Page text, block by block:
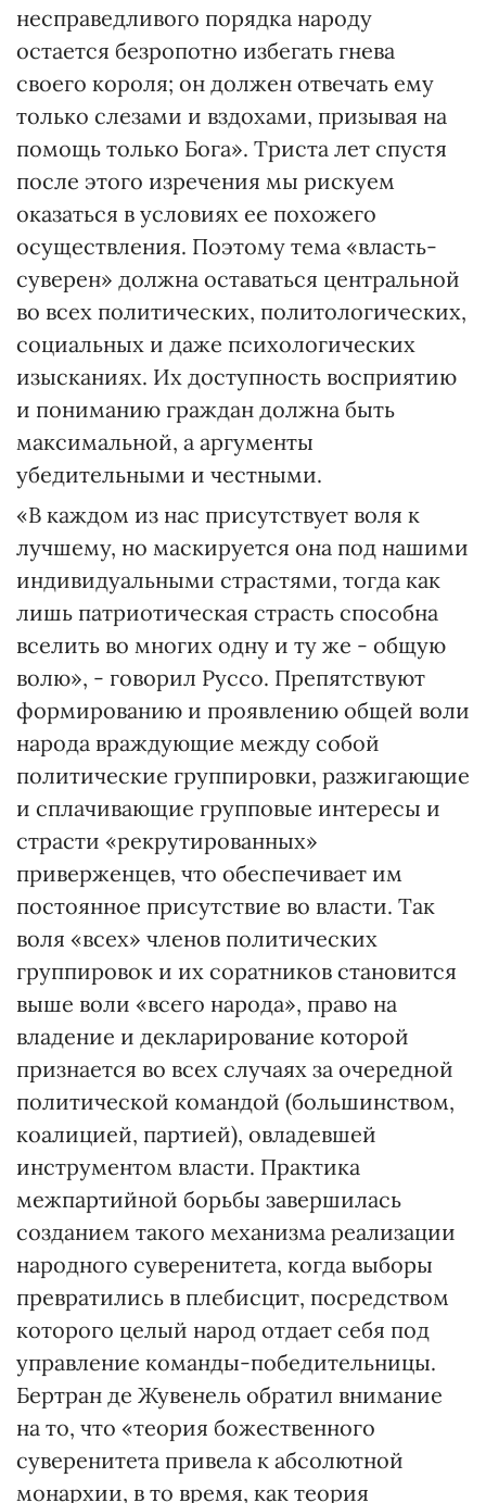
несправедливого порядка народу
остается безропотно избегать гнева
своего короля; он должен отвечать ему
только слезами и вздохами, призывая на
помощь только Бога». Триста лет спустя
после этого изречения мы рискуем
оказаться в условиях ее похожего
осуществления. Поэтому тема «власть-
суверен» должна оставаться центральной
во всех политических, политологических,
социальных и даже психологических
изысканиях. Их доступность восприятию
и пониманию граждан должна быть
максимальной, а аргументы
убедительными и честными.
«В каждом из нас присутствует воля к
лучшему, но маскируется она под нашими
индивидуальными страстями, тогда как
лишь патриотическая страсть способна
вселить во многих одну и ту же - общую
волю», - говорил Руссо. Препятствуют
формированию и проявлению общей воли
народа враждующие между собой
политические группировки, разжигающие
и сплачивающие групповые интересы и
страсти «рекрутированных»
приверженцев, что обеспечивает им
постоянное присутствие во власти. Так
воля «всех» членов политических
группировок и их соратников становится
выше воли «всего народа», право на
владение и декларирование которой
признается во всех случаях за очередной
политической командой (большинством,
коалицией, партией), овладевшей
инструментом власти. Практика
межпартийной борьбы завершилась
созданием такого механизма реализации
народного суверенитета, когда выборы
превратились в плебисцит, посредством
которого целый народ отдает себя под
управление команды-победительницы.
Бертран де Жувенель обратил внимание
на то, что «теория божественного
суверенитета привела к абсолютной
монархии, в то время, как теория